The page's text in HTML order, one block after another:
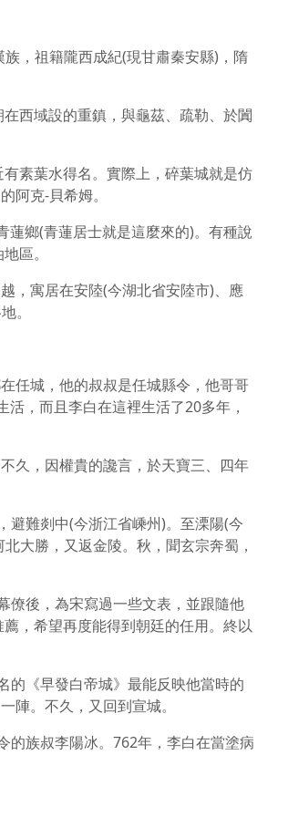
，祖籍隴西成紀(現甘肅秦安縣)，隋
西域設的重鎮，與龜茲、疏勒、於闐
素葉水得名。實際上，碎葉城就是仿
阿克-貝希姆。
蓮鄉(青蓮居士就是這麼來的)。有種說
區。
，寓居在安陸(今湖北省安陸市)、應
。
任城，他的叔叔是任城縣令，他哥哥
，而且李白在這裡生活了20多年，
久，因權貴的讒言，於天寶三、四年
避難剡中(今浙江省嵊州)。至溧陽(今
大勝，又返金陵。秋，聞玄宗奔蜀，
僚後，為宋寫過一些文表，並跟隨他
，希望再度能得到朝廷的任用。終以
的《早發白帝城》最能反映他當時的
陣。不久，又回到宣城。
的族叔李陽冰。762年，李白在當塗病